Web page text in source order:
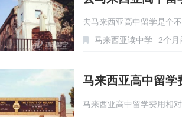
去马来西亚高中留学是个
马来西亚读中学
2个月
马来西亚高中留学
马来西亚高中留学费用相